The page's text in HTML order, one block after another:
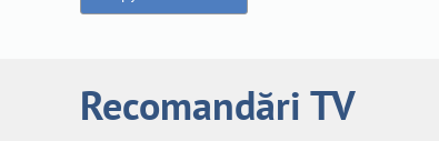
Recomandări TV